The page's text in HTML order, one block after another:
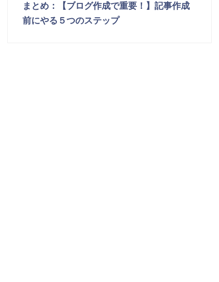
まとめ：【ブログ作成で重要！】記事作成
前にやる５つのステップ